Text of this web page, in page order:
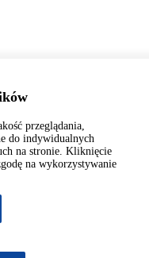
przeglądania,
do indywidualnych
na stronie. Kliknięcie
na wykorzystywanie